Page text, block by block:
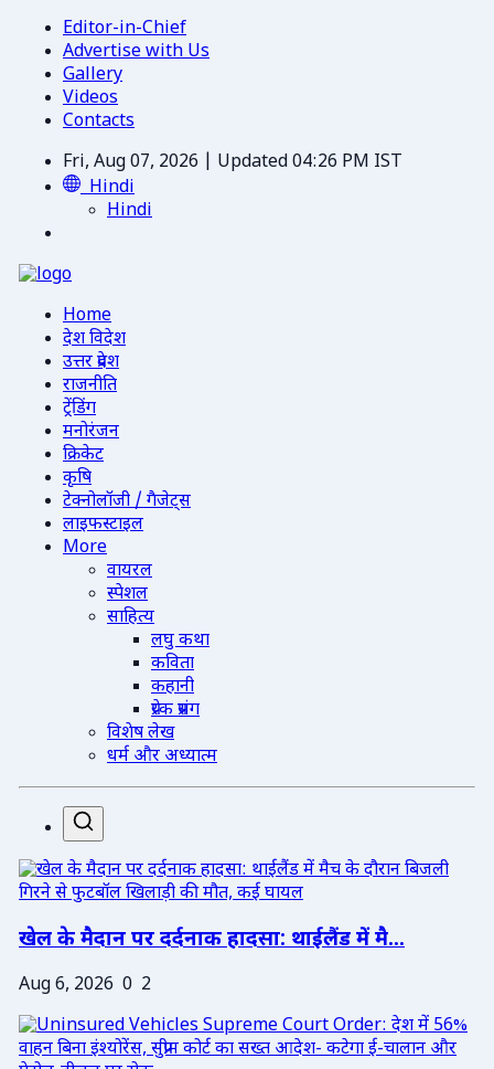
Editor-in-Chief
Advertise with Us
Gallery
Videos
Contacts
Fri, Aug 07, 2026 | Updated 04:26 PM IST
Hindi
Hindi
Home
देश विदेश
उत्तर प्रदेश
राजनीति
ट्रेंडिंग
मनोरंजन
क्रिकेट
कृषि
टेक्नोलॉजी / गैजेट्स
लाइफस्टाइल
More
वायरल
स्पेशल
साहित्य
लघु कथा
कविता
कहानी
प्रेरक प्रसंग
विशेष लेख
धर्म और अध्यात्म
खेल के मैदान पर दर्दनाक हादसा: थाईलैंड में मै...
Aug 6, 2026 0 2